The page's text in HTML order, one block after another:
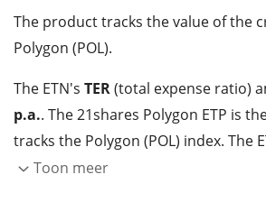
The product tracks the value of the
Polygon (POL).
The ETN's TER(total expense ratio)
p.a.. The 21shares Polygon ETP is
tracks the Polygon (POL) index. The
performance of the underlying index
Toon meer